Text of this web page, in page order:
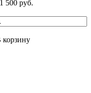
500 руб.
корзину